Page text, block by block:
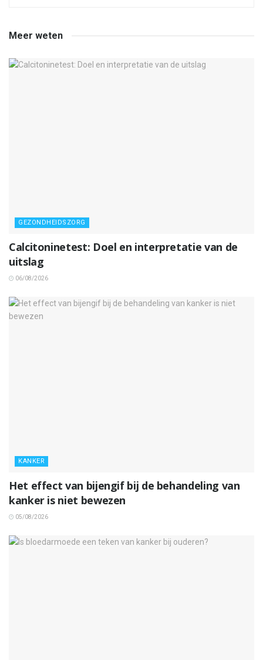
Meer weten
GEZONDHEIDSZORG
Calcitoninetest: Doel en interpretatie van de
uitslag
06/08/2026
KANKER
Het effect van bijengif bij de behandeling van
kanker is niet bewezen
05/08/2026